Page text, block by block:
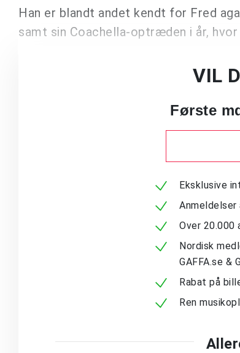
Han er blandt andet kendt for Fred
samt sin Coachella-optræden i år,
VIL
Første
Eksklusive
Over 20.000
Nordisk
GAFFA.se &
Rabat på
Ren